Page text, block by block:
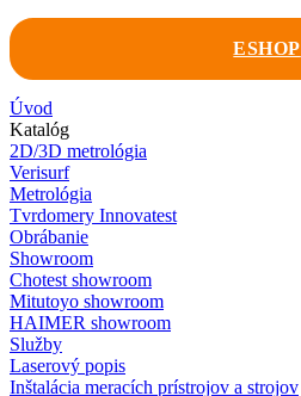
ESHOP
Úvod
Katalóg
2D/3D metrológia
Verisurf
Metrológia
Tvrdomery Innovatest
Obrábanie
Showroom
Chotest showroom
Mitutoyo showroom
HAIMER showroom
Služby
Laserový popis
Inštalácia meracích prístrojov a strojov